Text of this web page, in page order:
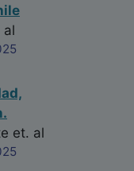
al
et. al